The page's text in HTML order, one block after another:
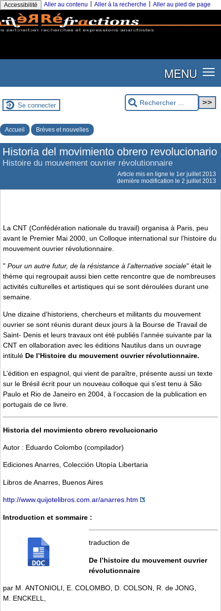
Accessibilité Aller au contenu Aller à la recherche Aller au pied de page
MENU
Se connecter
Accueil Brèves et nouvelles
Historia del movimiento obrero revolucionario
Histoire du mouvement ouvrier révolutionnaire
Article mis en ligne le 1er juillet 2013
dernière modification le 2 juillet 2013
La CNT (Confédération nationale du travail) organisa à Paris, peu
avant le Premier Mai 2000, un Colloque international sur l’histoire du
mouvement ouvrier révolutionnaire.
" Pour un autre futur, de la résistance à l’alternative sociale" était le
thème qui regroupait aussi bien cette rencontre que de nombreuses
activités culturelles et artistiques qui se sont déroulées durant une
semaine.
Une dizaine d’historiens, chercheurs et militants du mouvement
ouvrier se sont réunis durant deux jours à la Bourse de Travail de
Saint- Denis et leurs travaux ont été publiés l’année suivante par la
CNT en ollaboration avec les éditions Nautilus dans un ouvrage
intitulé De l’Histoire du mouvement ouvrier révolutionnaire.
L’édition en espagnol, qui vient de paraître, présente aussi un texte
sur le Brésil écrit pour un nouveau colloque qui s’est tenu à São
Paulo et Rio de Janeiro en 2004, à l’occasion de la publication en
portugais de ce livre.
Historia del movimiento obrero revolucionario
Autor : Eduardo Colombo (compilador)
Ediciones Anarres, Colección Utopía Libertaria
Libros de Anarres, Buenos Aires
http://www.quijotelibros.com.ar/anarres.htm
Introduction et sommaire :
traduction de
De l’histoire du mouvement ouvrier
révolutionnaire
par M. ANTONIOLI, E. COLOMBO, D. COLSON, R. de JONG,
M. ENCKELL,